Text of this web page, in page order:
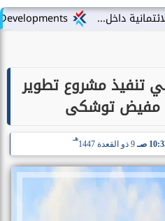
LARZ Developments تطلق رؤيتها الجديدة لتقديم مفهوم متكامل للتطوير العقاري في مصر
تنفيذ مشروع تطوير
مفيض توشكى
صـ 9 ذو القعدة 1447
هـ